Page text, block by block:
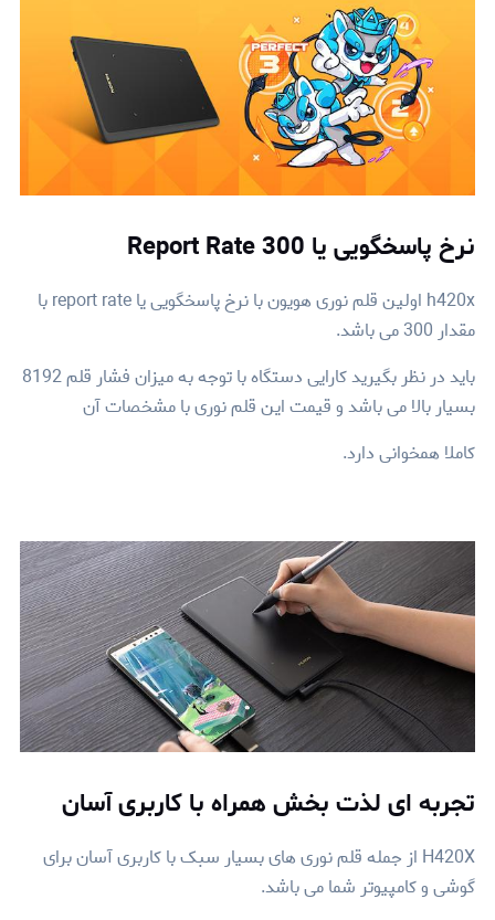
نرخ پاسخگویی یا Report Rate 300
h420x اولین قلم نوری هویون با نرخ پاسخگویی یا report rate با
مقدار 300 می باشد.
باید در نظر بگیرید کارایی دستگاه با توجه به میزان فشار قلم 8192
بسیار بالا می باشد و قیمت این قلم نوری با مشخصات آن
کاملا همخوانی دارد.
تجربه ای لذت بخش همراه با کاربری آسان
H420X از جمله قلم نوری های بسیار سبک با کاربری آسان برای
گوشی و کامپیوتر شما می باشد.